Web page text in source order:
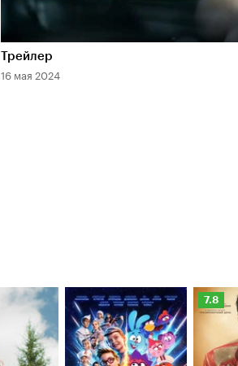
Длительность 2 мин
Трейлер
16 мая 2024
7.8